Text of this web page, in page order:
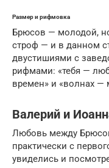
Размер и рифмовка
Брюсов — молодой,
строф — и в данном
двустишиями с
рифмами: «тебя —
времен» и «волнах —
Валерий и
Любовь между
практически с
увиделись и